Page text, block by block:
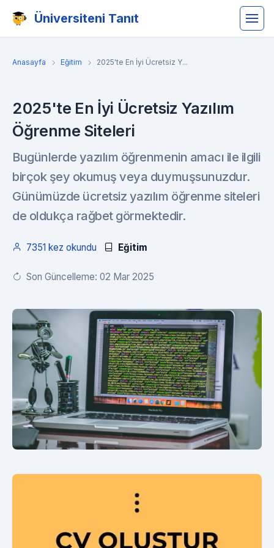
Üniversiteni Tanıt
Anasayfa Eğitim 2025'te En İyi Ücretsiz Y...
2025'te En İyi Ücretsiz Yazılım
Öğrenme Siteleri
Bugünlerde yazılım öğrenmenin amacı ile ilgili
birçok şey okumuş veya duymuşsunuzdur.
Günümüzde ücretsiz yazılım öğrenme siteleri
de oldukça rağbet görmektedir.
7351 kez okundu Eğitim
Son Güncelleme: 02 Mar 2025